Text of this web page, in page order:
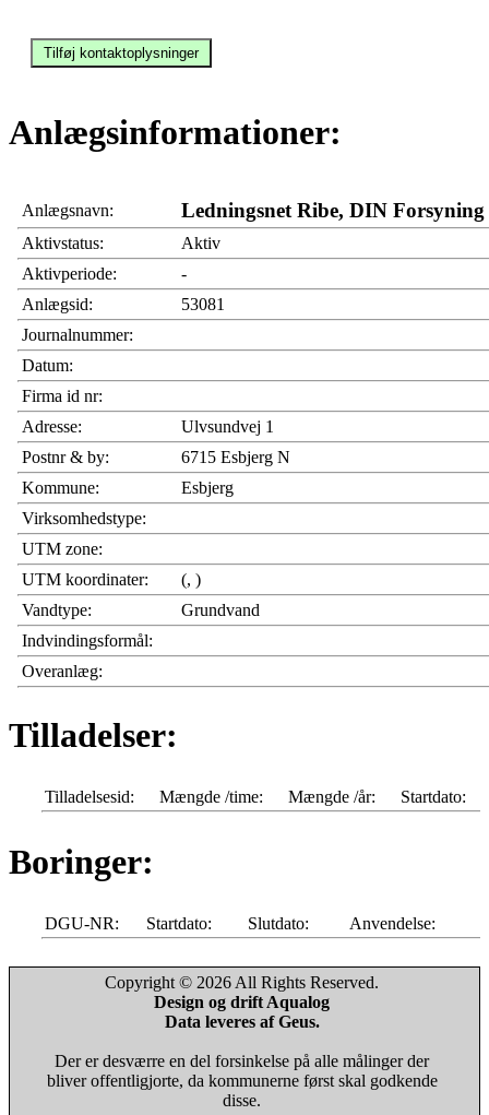
Anlægsinformationer:
Anlægsnavn: Ledningsnet Ribe, DIN Forsyning
Aktivstatus:
Aktiv
Aktivperiode:
-
Anlægsid:
53081
Journalnummer:
Datum:
Firma id nr:
Adresse:
Ulvsundvej 1
Postnr & by:
6715 Esbjerg N
Kommune:
Esbjerg
Virksomhedstype:
UTM zone:
UTM koordinater:
(, )
Vandtype:
Grundvand
Indvindingsformål:
Overanlæg:
Tilladelser:
Tilladelsesid: Mængde /time: Mængde /år: Startdato:
Boringer:
DGU-NR: Startdato: Slutdato: Anvendelse:
Copyright © 2026 All Rights Reserved.
Design og drift Aqualog
Data leveres af Geus.
Der er desværre en del forsinkelse på alle målinger der
bliver offentligjorte, da kommunerne først skal godkende
disse.